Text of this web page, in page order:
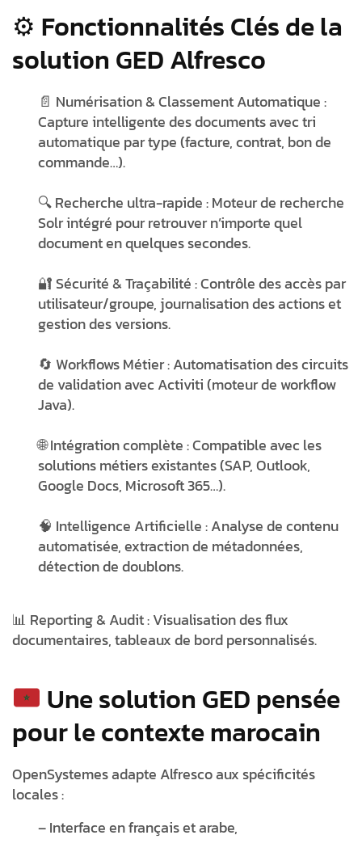
⚙️ Fonctionnalités Clés de la
solution GED Alfresco
📄 Numérisation & Classement Automatique:
Capture intelligente des documents avec tri
automatique par type (facture, contrat, bon de
commande…).
🔍Recherche ultra-rapide: Moteur de recherche
Solr intégré pour retrouver n’importe quel
document en quelques secondes.
🔐Sécurité & Traçabilité: Contrôle des accès par
utilisateur/groupe, journalisation des actions et
gestion des versions.
🔄 Workflows Métier: Automatisation des circuits
de validation avec Activiti (moteur de workflow
Java).
🌐Intégration complète: Compatible avec les
solutions métiers existantes (SAP, Outlook,
Google Docs, Microsoft 365…).
🧠 Intelligence Artificielle: Analyse de contenu
automatisée, extraction de métadonnées,
détection de doublons.
📊 Reporting & Audit: Visualisation des flux
documentaires, tableaux de bord personnalisés.
Une solution GED pensée
pour le contexte marocain
OpenSystemes adapte Alfresco aux spécificités
locales:
– Interface en français et arabe,